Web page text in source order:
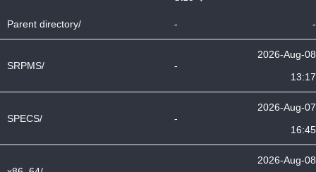
Parent directory/ - -
SRPMS/ -
2026-Aug-08
13:17
SPECS/ -
2026-Aug-07
16:45
2026-Aug-08